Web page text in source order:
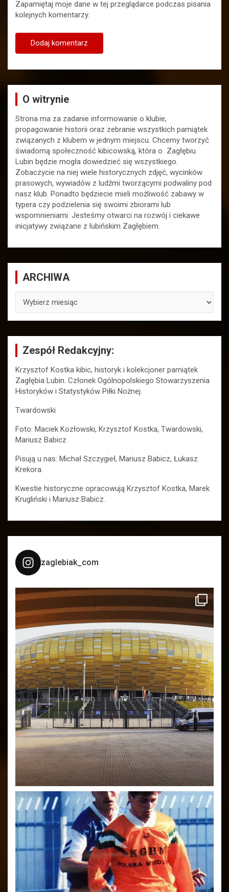
Zapamiętaj moje dane w tej przeglądarce podczas pisania
kolejnych komentarzy.
O witrynie
Strona ma za zadanie informowanie o klubie,
propagowanie historii oraz zebranie wszystkich pamiątek
związanych z klubem w jednym miejscu. Chcemy tworzyć
świadomą społeczność kibicowską, która o Zagłębiu
Lubin będzie mogła dowiedzieć się wszystkiego.
Zobaczycie na niej wiele historycznych zdjęć, wycinków
prasowych, wywiadów z ludźmi tworzącymi podwaliny pod
nasz klub. Ponadto będziecie mieli możliwość zabawy w
typera czy podzielenia się swoimi zbiorami lub
wspomnieniami. Jesteśmy otwarci na rozwój i ciekawe
inicjatywy związane z lubińskim Zagłębiem.
ARCHIWA
Zespół Redakcyjny:
Krzysztof Kostka kibic, historyk i kolekcjoner pamiątek
Zagłębia Lubin. Członek Ogólnopolskiego Stowarzyszenia
Historyków i Statystyków Piłki Nożnej.
Twardowski
Foto: Maciek Kozłowski, Krzysztof Kostka, Twardowski,
Mariusz Babicz
Pisują u nas: Michał Szczygieł, Mariusz Babicz, Łukasz
Krekora.
Kwestie historyczne opracowują Krzysztof Kostka, Marek
Krugliński i Mariusz Babicz.
zaglebiak_com